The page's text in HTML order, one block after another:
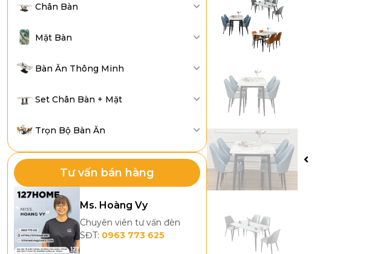
Chân Bàn
Mặt Bàn
Bàn Ăn Thông Minh
Set Chân Bàn + Mặt
Trọn Bộ Bàn Ăn
Tư vấn bán hàng
Ms. Hoàng Vy
Chuyên viên tư vấn đèn
SĐT: 0963 773 625